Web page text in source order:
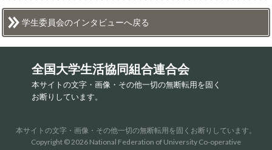
学生委員会のインタビューへ戻る
全国大学生活協同組合連合会
本サイトの文字・画像・その他一切の無断転用を固く
お断りしています。
本サイトの文字・画像・その他一切の無断転用を固くお断りしています。
Copyright © 2026 National Federation of University Co-operative